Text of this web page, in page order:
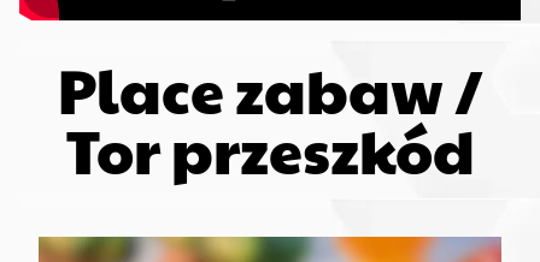
Place zabaw /
Tor przeszkód